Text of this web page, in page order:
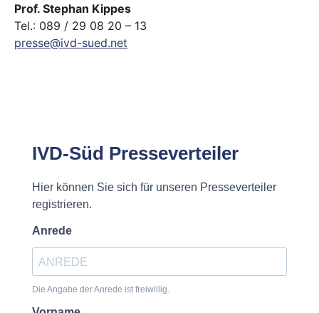
Prof. Stephan Kippes
Tel.: 089 / 29 08 20 – 13
presse@ivd-sued.net